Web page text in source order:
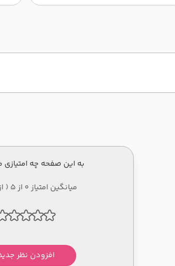
به این صفحه چه
میانگین امتیاز 0 از 5 ( از 0 رای )
افزودن نظر